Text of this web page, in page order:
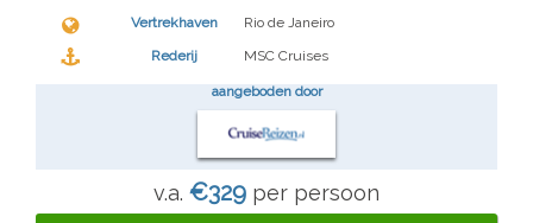
Vertrekhaven Rio de Janeiro
Rederij MSC Cruises
aangeboden door
v.a. €329 per persoon